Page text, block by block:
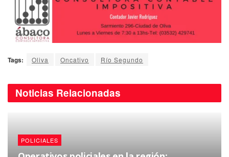
Tags: Oliva Oncativo Río Segundo
Noticias Relacionadas
POLICIALES